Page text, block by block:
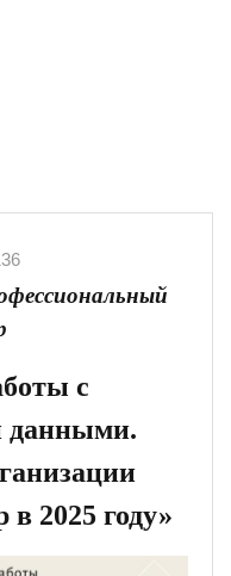
с
данными.
2025 году»